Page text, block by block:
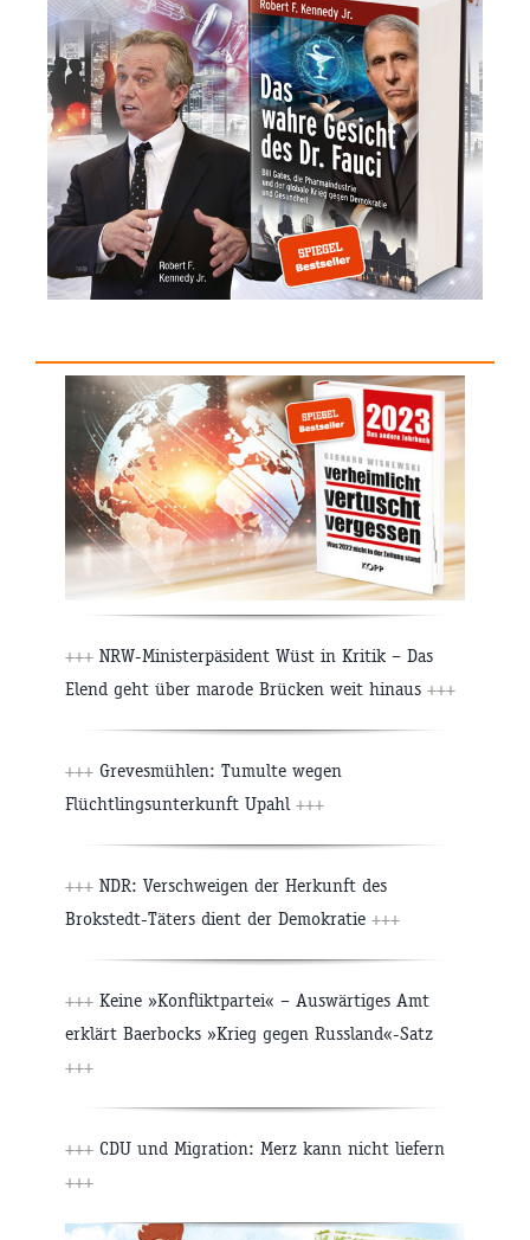
+++ NRW-Ministerpäsident Wüst in Kritik – Das
Elend geht über marode Brücken weit hinaus +++
+++ Grevesmühlen: Tumulte wegen
Flüchtlingsunterkunft Upahl +++
+++ NDR: Verschweigen der Herkunft des
Brokstedt-Täters dient der Demokratie +++
+++ Keine »Konfliktpartei« – Auswärtiges Amt
erklärt Baerbocks »Krieg gegen Russland«-Satz
+++
+++ CDU und Migration: Merz kann nicht liefern
+++